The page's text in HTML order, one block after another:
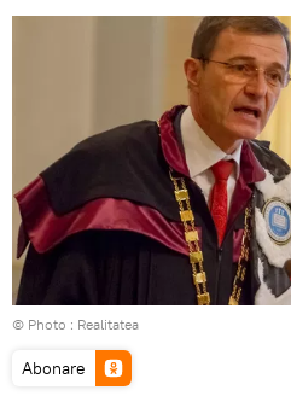
© Photo : Realitatea
Abonare